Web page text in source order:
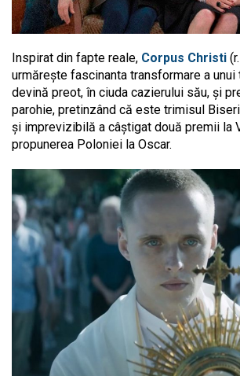
Inspirat din fapte reale, Corpus Christi
urmărește fascinanta transformare a unui
devină preot, în ciuda cazierului său, și
parohie, pretinzând că este trimisul
și imprevizibilă a câștigat două premii la
propunerea Poloniei la Oscar.